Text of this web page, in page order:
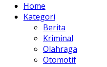
Home
Kategori
Berita
Kriminal
Olahraga
Otomotif